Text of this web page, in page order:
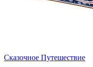
Сказочное Путешествие